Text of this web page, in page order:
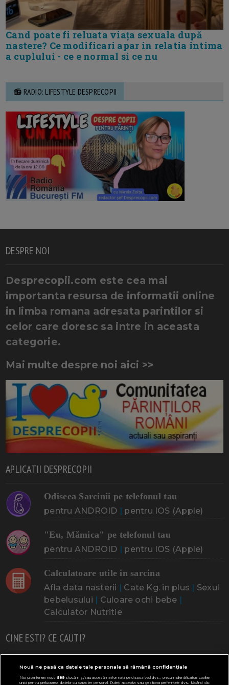
Cand poate fi reluata viața sexuala după
nastere? Ce modificari apar in relatia intima
a cuplului - ce e normal si ce nu
📻 RADIO: LIFESTYLE DESPRECOPII
DESPRE NOI
Desprecopii.com este cea mai
importanta resursa de informatii online
in limba romana adresata parintilor si
celor care doresc sa intre in aceasta
categorie.
Mai multe despre noi aici >>
APLICATII DESPRECOPII
Odiseea Sarcinii pe telefonul tau
pentru ANDROID | pentru IOS (Apple)
"Eu, Mămica" pe telefonul tau
pentru ANDROID | pentru IOS (Apple)
Calculatoare utile in sarcina
Afla data nasterii | Cate Kg. in plus | Sexul
bebelusului | Culoare ochi bebe |
Calculator Nutritie
CINE ESTI? CE CAUTI?
Doresc un copil Adoptia Probleme cu sarcina
Urmeaza sa nasc Probleme alaptare Bebe plange
Nouă ne pasă ca datele tale personale să rămână confidențiale
Noi și partenerii noștri589stocăm și/sau accesăm informații pe dispozitivul dvs., precum identificatorii cookie
unici pentru prelucrarea datelor cu caracter personal. Puteți accepta sau gestiona preferințele dvs. făcând clic